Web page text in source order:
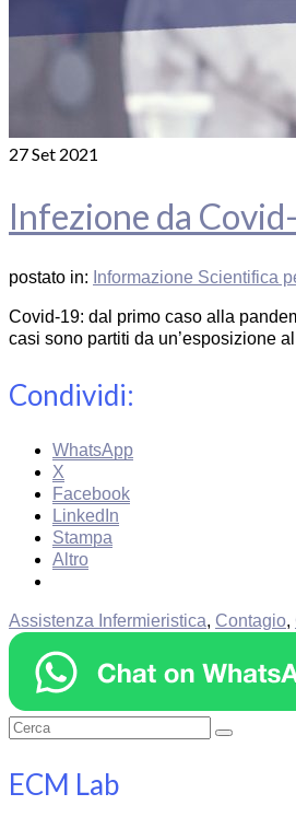
27Set 2021
Infezione da
postato in: Informazione Scientifica
Covid-19: dal primo caso alla
casi sono partiti da un’esposizione
Condividi:
WhatsApp
X
Facebook
LinkedIn
Stampa
Altro
Assistenza Infermieristica, Contagio,
Cerca:
ECM Lab